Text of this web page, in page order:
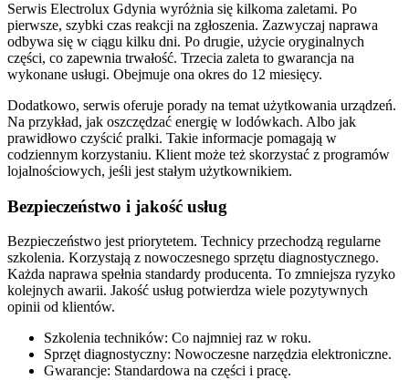
Serwis Electrolux Gdynia wyróżnia się kilkoma zaletami. Po
pierwsze, szybki czas reakcji na zgłoszenia. Zazwyczaj naprawa
odbywa się w ciągu kilku dni. Po drugie, użycie oryginalnych
części, co zapewnia trwałość. Trzecia zaleta to gwarancja na
wykonane usługi. Obejmuje ona okres do 12 miesięcy.
Dodatkowo, serwis oferuje porady na temat użytkowania urządzeń.
Na przykład, jak oszczędzać energię w lodówkach. Albo jak
prawidłowo czyścić pralki. Takie informacje pomagają w
codziennym korzystaniu. Klient może też skorzystać z programów
lojalnościowych, jeśli jest stałym użytkownikiem.
Bezpieczeństwo i jakość usług
Bezpieczeństwo jest priorytetem. Technicy przechodzą regularne
szkolenia. Korzystają z nowoczesnego sprzętu diagnostycznego.
Każda naprawa spełnia standardy producenta. To zmniejsza ryzyko
kolejnych awarii. Jakość usług potwierdza wiele pozytywnych
opinii od klientów.
Szkolenia techników: Co najmniej raz w roku.
Sprzęt diagnostyczny: Nowoczesne narzędzia elektroniczne.
Gwarancje: Standardowa na części i pracę.